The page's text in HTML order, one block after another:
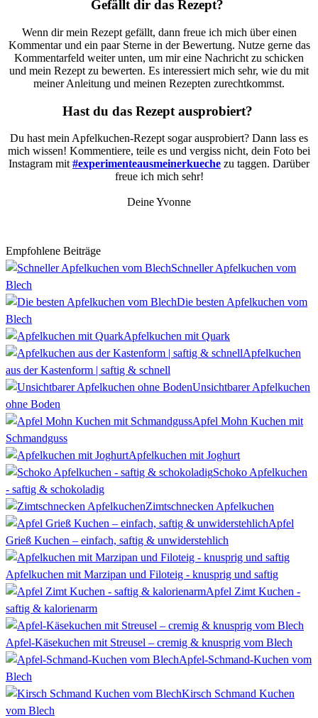
Gefällt dir das Rezept?
Wenn dir mein Rezept gefällt, dann freue ich mich über einen
Kommentar und ein paar Sterne in der Bewertung. Nutze gerne das
Kommentarfeld weiter unten, um mir eine Nachricht zu schicken
und mein Rezept zu bewerten. Es interessiert mich sehr, wie du mit
meiner Anleitung und meinen Rezepten zurechtkommst.
Hast du das Rezept ausprobiert?
Du hast mein Apfelkuchen-Rezept sogar ausprobiert? Dann lass es
mich wissen! Kommentiere, teile es und vergiss nicht, dein Foto bei
Instagram mit #experimenteausmeinerkueche zu taggen. Darüber
freue ich mich sehr!
Deine Yvonne
Empfohlene Beiträge
Schneller Apfelkuchen vom
Blech
Die besten Apfelkuchen vom
Blech
Apfelkuchen mit Quark
Apfelkuchen
aus der Kastenform | saftig & schnell
Unsichtbarer Apfelkuchen
ohne Boden
Apfel Mohn Kuchen mit
Schmandguss
Apfelkuchen mit Joghurt
Schoko Apfelkuchen
- saftig & schokoladig
Zimtschnecken Apfelkuchen
Apfel
Grieß Kuchen – einfach, saftig & unwiderstehlich
Apfelkuchen mit Marzipan und Filoteig - knusprig und saftig
Apfel Zimt Kuchen -
saftig & kalorienarm
Apfel-Käsekuchen mit Streusel – cremig & knusprig vom Blech
Apfel-Schmand-Kuchen vom
Blech
Kirsch Schmand Kuchen
vom Blech